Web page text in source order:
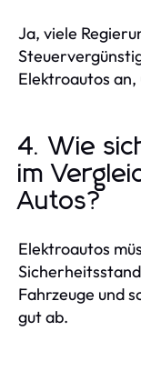
Ja, viele
Elektroautos
4. Wie
im
Autos?
Elektroautos
Fahrzeuge und
gut ab.